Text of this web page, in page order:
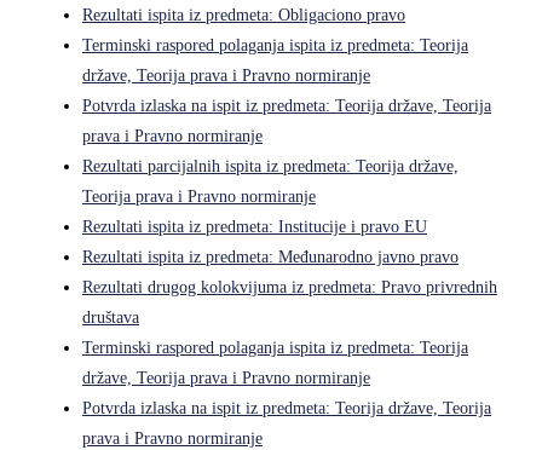
Rezultati ispita iz predmeta: Obligaciono pravo
Terminski raspored polaganja ispita iz predmeta: Teorija
države, Teorija prava i Pravno normiranje
Potvrda izlaska na ispit iz predmeta: Teorija države, Teorija
prava i Pravno normiranje
Rezultati parcijalnih ispita iz predmeta: Teorija države,
Teorija prava i Pravno normiranje
Rezultati ispita iz predmeta: Institucije i pravo EU
Rezultati ispita iz predmeta: Međunarodno javno pravo
Rezultati drugog kolokvijuma iz predmeta: Pravo privrednih
društava
Terminski raspored polaganja ispita iz predmeta: Teorija
države, Teorija prava i Pravno normiranje
Potvrda izlaska na ispit iz predmeta: Teorija države, Teorija
prava i Pravno normiranje